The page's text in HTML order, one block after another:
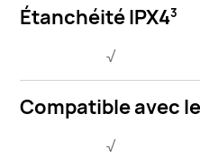
Étanchéité IPX43
√
Compatible avec
√